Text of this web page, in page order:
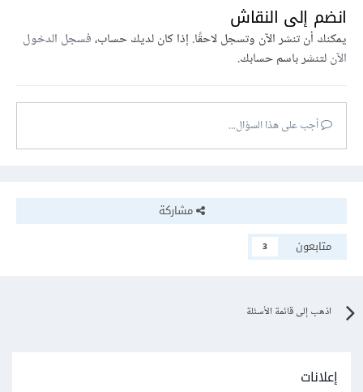
انضم إلى النقاش
يمكنك أن تنشر الآن وتسجل لاحقًا. إذا كان لديك حساب،فسجل الدخول
الآنلتنشر باسم حسابك.
أجب على هذا السؤال...
مشاركة
متابعون
3
اذهب إلى قائمة الأسئلة
إعلانات